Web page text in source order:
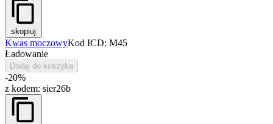
skopiuj
Kwas moczowyKod ICD: M45
Ładowanie
Dodaj do koszyka
-20%
z kodem: sier26b